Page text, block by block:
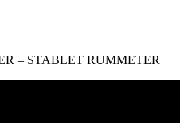
– STABLET RUMMETER